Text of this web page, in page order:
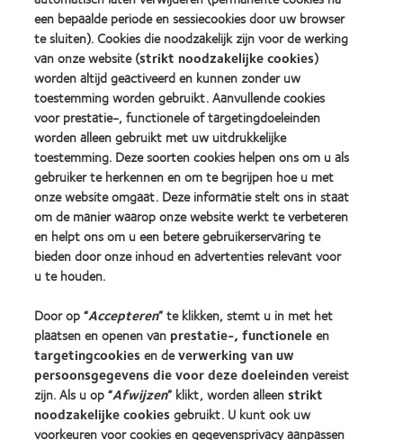
Best
Companies
for
Leaders
(2012)
Awards
(2011)
Learn
more
about
ODMA
2011
(2011)
Learn
more
about
2012
REBRAND
100®
Global
Award
(2012)
Onze producten
Zoek uw contactlens
Contactlenstechnologie
Vind uw opticien
Contactlenzen en gezichtsvermogen
Nieuwe drager
Ervaren drager
een bepaalde periode en sessiecookies door uw browser
te sluiten). Cookies die noodzakelijk zijn voor de werking
van onze website (strikt noodzakelijke cookies)
worden altijd geactiveerd en kunnen zonder uw
toestemming worden gebruikt. Aanvullende cookies
voor prestatie-, functionele of targetingdoeleinden
worden alleen gebruikt met uw uitdrukkelijke
toestemming. Deze soorten cookies helpen ons om u als
gebruiker te herkennen en om te begrijpen hoe u met
onze website omgaat. Deze informatie stelt ons in staat
om de manier waarop onze website werkt te verbeteren
en helpt ons om u een betere gebruikerservaring te
bieden door onze inhoud en advertenties relevant voor
u te houden.
Door op “Accepteren” te klikken, stemt u in met het
plaatsen en openen van prestatie-, functioneleen
targetingcookiesen deverwerking van uw
persoonsgegevens die voor deze doeleindenvereist
zijn. Als u op “Afwijzen” klikt, worden alleenstrikt
noodzakelijke cookiesgebruikt. U kunt ook uw
voorkeuren voor cookies en gegevensprivacy aanpassen